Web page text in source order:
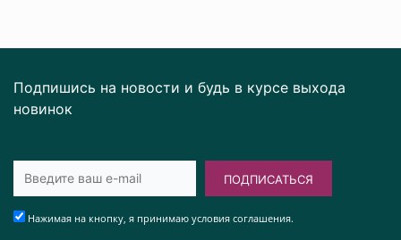
Подпишись на новости и будь в курсе выхода
новинок
ПОДПИСАТЬСЯ
Нажимая на кнопку, я принимаю условия соглашения.